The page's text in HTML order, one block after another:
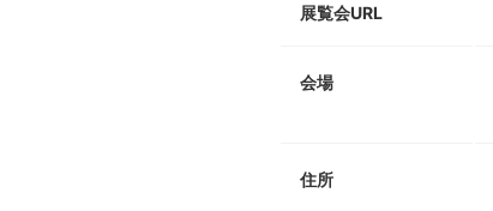
展覧会URL
会場
住所